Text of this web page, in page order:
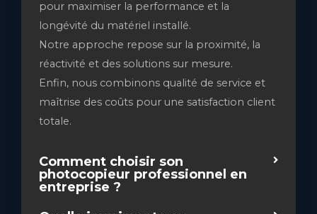
pour maximiser la performance et la
longévité du matériel installé.
Notre approche repose sur la proximité, la
réactivité et des solutions sur mesure.
Enfin, nous combinons qualité de service et
maîtrise des coûts pour une satisfaction client
totale.
Comment choisir son
photocopieur professionnel en
entreprise ?